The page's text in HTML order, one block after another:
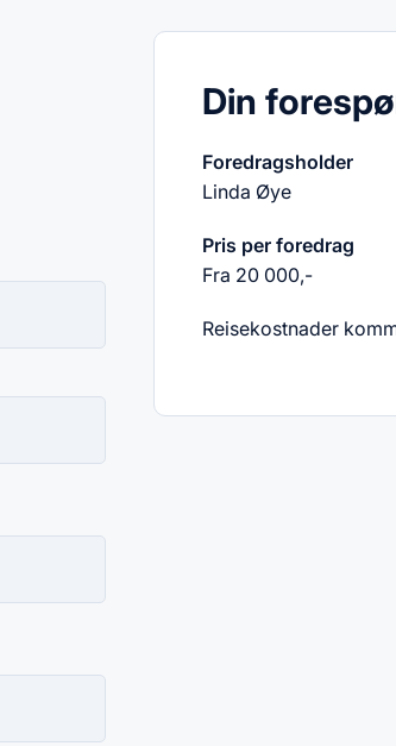
Din
Foredragsholder
Linda Øye
Pris per foredrag
Fra 20 000,-
Reisekostnader